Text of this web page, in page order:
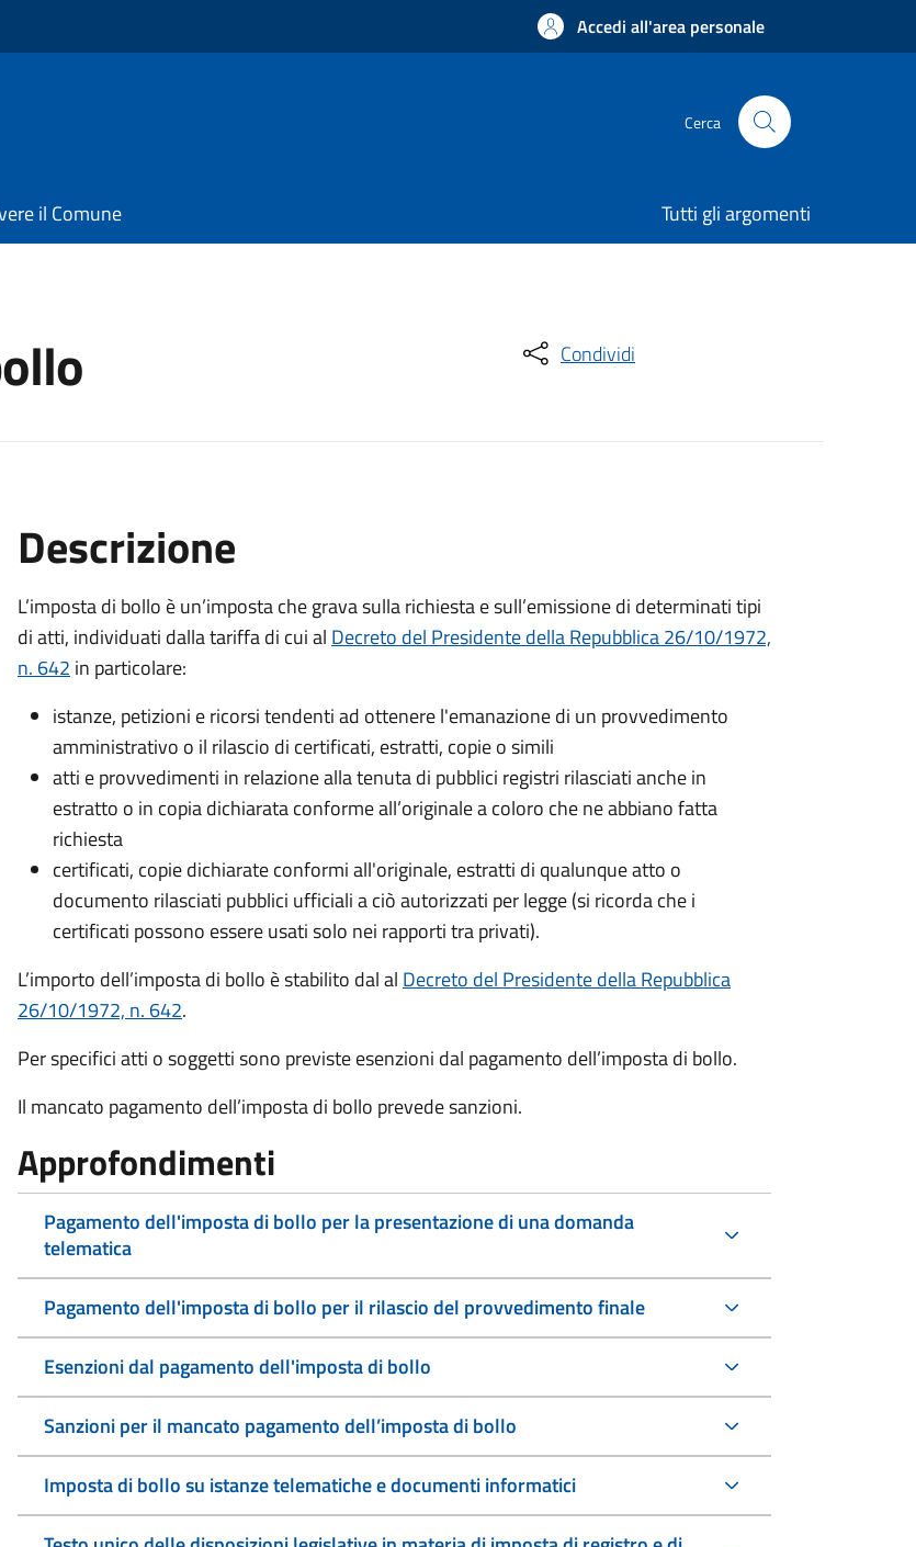
Accedi all'area personale
Cerca
il Comune Tutti gli argomenti
Condividi
Descrizione
L’imposta di bollo è un’imposta che grava sulla richiesta e sull’emissione di determinati tipi
di atti, individuati dalla tariffa di cui al Decreto del Presidente della Repubblica 26/10/1972,
n. 642 in particolare:
istanze, petizioni e ricorsi tendenti ad ottenere l'emanazione di un provvedimento
amministrativo o il rilascio di certificati, estratti, copie o simili
atti e provvedimenti in relazione alla tenuta di pubblici registri rilasciati anche in
estratto o in copia dichiarata conforme all’originale a coloro che ne abbiano fatta
richiesta
certificati, copie dichiarate conformi all'originale, estratti di qualunque atto o
documento rilasciati pubblici ufficiali a ciò autorizzati per legge (si ricorda che i
certificati possono essere usati solo nei rapporti tra privati).
L’importo dell’imposta di bollo è stabilito dal al Decreto del Presidente della Repubblica
26/10/1972, n. 642.
Per specifici atti o soggetti sono previste esenzioni dal pagamento dell’imposta di bollo.
Il mancato pagamento dell’imposta di bollo prevede sanzioni.
Approfondimenti
Pagamento dell'imposta di bollo per la presentazione di una domanda
telematica
Pagamento dell'imposta di bollo per il rilascio del provvedimento finale
Esenzioni dal pagamento dell'imposta di bollo
Sanzioni per il mancato pagamento dell’imposta di bollo
Imposta di bollo su istanze telematiche e documenti informatici